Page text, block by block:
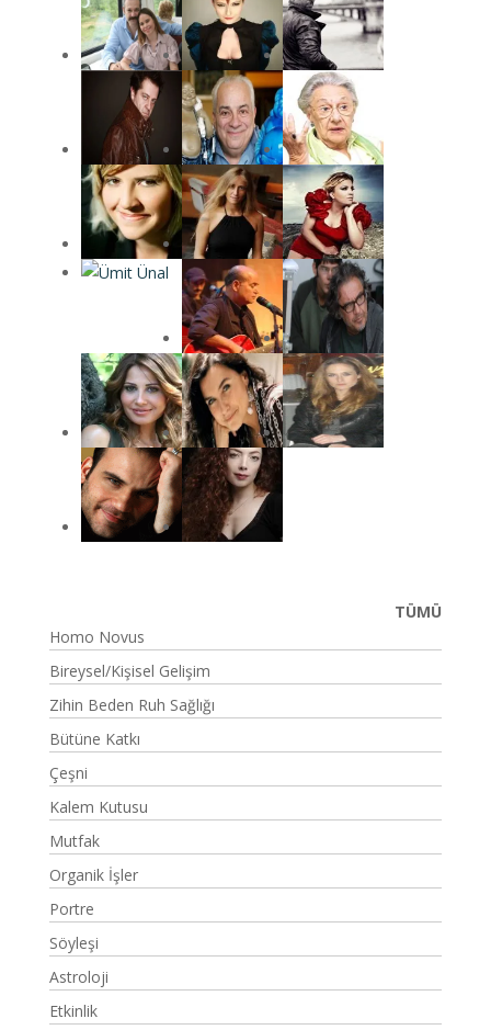
TÜMÜ
Homo Novus
Bireysel/Kişisel Gelişim
Zihin Beden Ruh Sağlığı
Bütüne Katkı
Çeşni
Kalem Kutusu
Mutfak
Organik İşler
Portre
Söyleşi
Astroloji
Etkinlik